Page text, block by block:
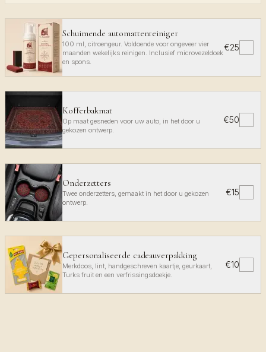
Schuimende automattenreiniger
100 ml, citroengeur. Voldoende voor ongeveer vier
maanden wekelijks reinigen. Inclusief microvezeldoek
en spons.
€25
Kofferbakmat
Op maat gesneden voor uw auto, in het door u
gekozen ontwerp.
€50
Onderzetters
Twee onderzetters, gemaakt in het door u gekozen
ontwerp.
€15
Gepersonaliseerde cadeauverpakking
Merkdoos, lint, handgeschreven kaartje, geurkaart,
Turks fruit en een verfrissingsdoekje.
€10